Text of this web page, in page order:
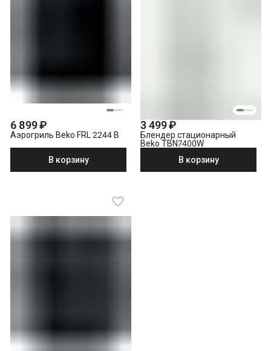
6 899 ₽
Аэрогриль Beko FRL 2244 B
В корзину
3 499 ₽
Блендер стационарный
Beko TBN7400W
В корзину